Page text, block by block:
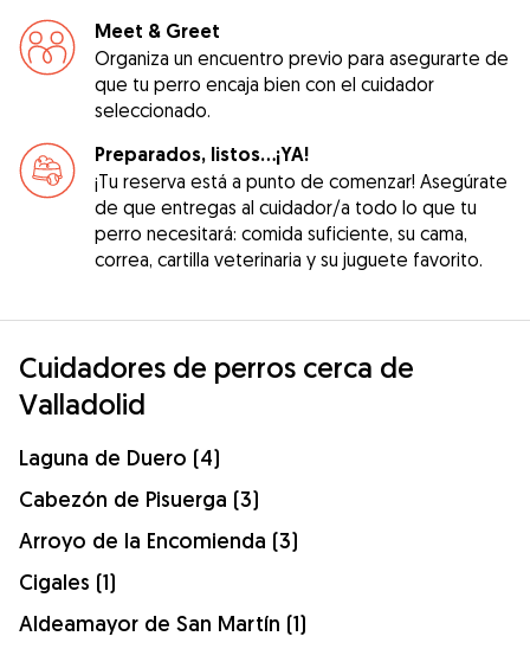
Meet & Greet
Organiza un encuentro previo para asegurarte de
que tu perro encaja bien con el cuidador
seleccionado.
Preparados, listos...¡YA!
¡Tu reserva está a punto de comenzar! Asegúrate
de que entregas al cuidador/a todo lo que tu
perro necesitará: comida suficiente, su cama,
correa, cartilla veterinaria y su juguete favorito.
Cuidadores de perros cerca de
Valladolid
Laguna de Duero (4)
Cabezón de Pisuerga (3)
Arroyo de la Encomienda (3)
Cigales (1)
Aldeamayor de San Martín (1)